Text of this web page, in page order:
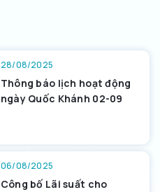
28/08/2025
Thông báo lịch hoạt động
ngày Quốc Khánh 02-09
06/08/2025
Công bố Lãi suất cho